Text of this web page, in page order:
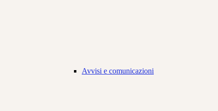
Avvisi e comunicazioni